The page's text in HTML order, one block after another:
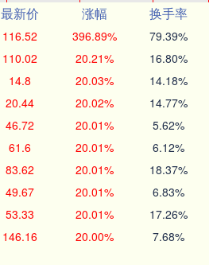
最新价 涨幅
换手率
116.52 396.89% 79.39%
110.02 20.21% 16.80%
14.8 20.03% 14.18%
20.44 20.02% 14.77%
46.72 20.01% 5.62%
61.6 20.01% 6.12%
83.62 20.01% 18.37%
49.67 20.01% 6.83%
53.33 20.01% 17.26%
146.16 20.00% 7.68%